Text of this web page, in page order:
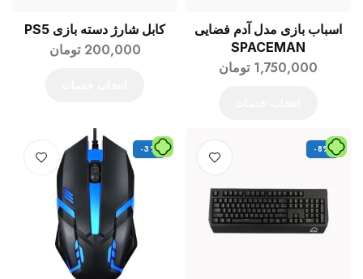
اسباب بازی مدل آدم فضایی
SPACEMAN
1,750,000 تومان
کابل شارژ دسته بازی PS5
200,000 تومان
-8%
-3%